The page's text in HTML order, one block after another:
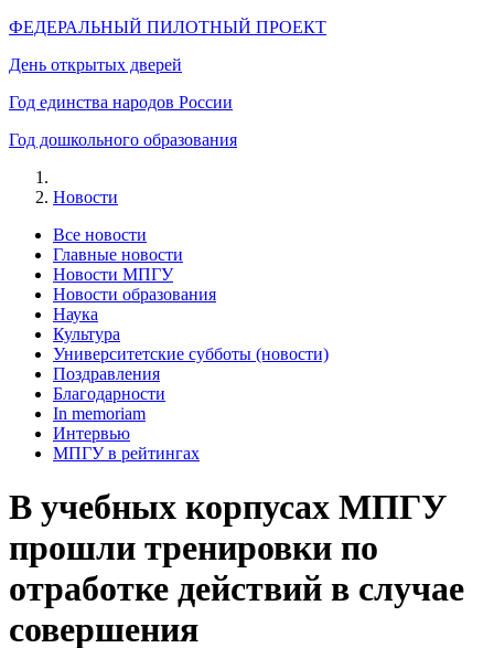
ФЕДЕРАЛЬНЫЙ ПИЛОТНЫЙ ПРОЕКТ
День открытых дверей
Год единства народов России
Год дошкольного образования
Новости
Все новости
Главные новости
Новости МПГУ
Новости образования
Наука
Культура
Университетские субботы (новости)
Поздравления
Благодарности
In memoriam
Интервью
МПГУ в рейтингах
В учебных корпусах МПГУ
прошли тренировки по
отработке действий в случае
совершения